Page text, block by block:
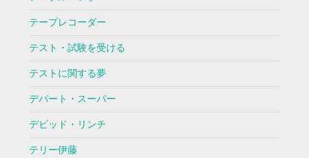
テープレコーダー
テスト・試験を受ける
テストに関する夢
デパート・スーパー
デビッド・リンチ
テリー伊藤